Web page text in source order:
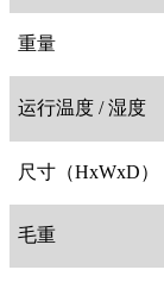
重量
运行温度 / 湿度
尺寸（HxWxD）
毛重